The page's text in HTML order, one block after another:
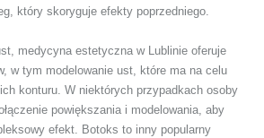
który skoryguje efekty poprzedniego.
medycyna estetyczna w Lublinie oferuje
w tym modelowanie ust, które ma na celu
konturu. W niektórych przypadkach osoby
powiększania i modelowania, aby
efekt. Botoks to inny popularny